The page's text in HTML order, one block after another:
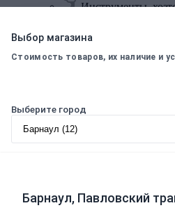
Инструменты,
Малярный
Слесарно-
Выбор магазина
Стоимость товаров, их наличие и
Выберите город
Барнаул, Павловский